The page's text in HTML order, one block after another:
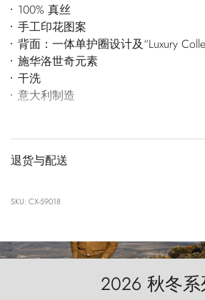
100% 真丝
手工印花图案
背面：一体单护圈设计及“Luxury
施华洛世奇元素
干洗
意大利制造
退货与配送
SKU: CX-59018
2026 秋冬系